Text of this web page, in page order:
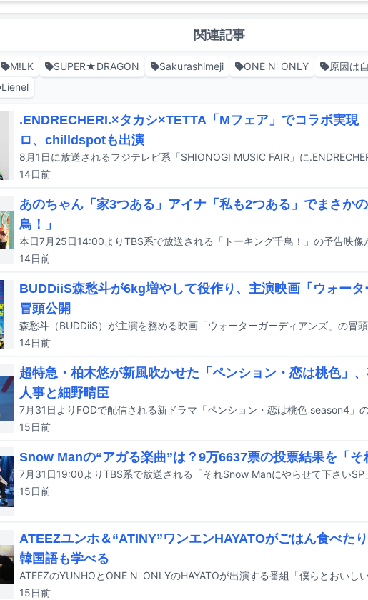
関連記事
M!LK SUPER★DRAGON Sakurashimeji ONE N' ONLY 原因は
Lienel
.ENDRECHERI.×タカシ×TETTA「Mフェア」でコラボ実
ロ、chilldspotも出演
14日前
あのちゃん「家3つある」アイナ「私も2つある」でまさか
鳥！」
14日前
BUDDiiS森愁斗が6kg増やして役作り、主演映画「ウォータ
冒頭公開
森愁斗（BUDDiiS）が主演を務める映画「ウォーターガーディアンズ」の冒頭
14日前
超特急・柏木悠が新風吹かせた「ペンション・恋は桃色」
人事と細野晴臣
15日前
Snow Manの“アガる楽曲”は？9万6637票の投票結果を「そ
15日前
ATEEZユンホ＆“ATINY”ワンエンHAYATOがごはん食べ
韓国語も学べる
15日前